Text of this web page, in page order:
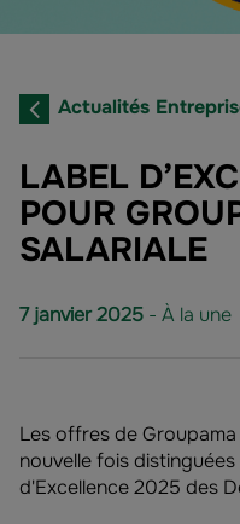
Actualités
LABEL
POUR
SALARIALE
7 janvier 2025 - À la une
Les offres de
nouvelle fois
d'Excellence 2025 des